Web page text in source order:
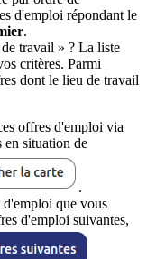
d'emploi répondant le
.
travail » ? La liste
critères. Parmi
dont le lieu de travail
offres d'emploi via
en situation de
.
que vous
d'emploi suivantes,